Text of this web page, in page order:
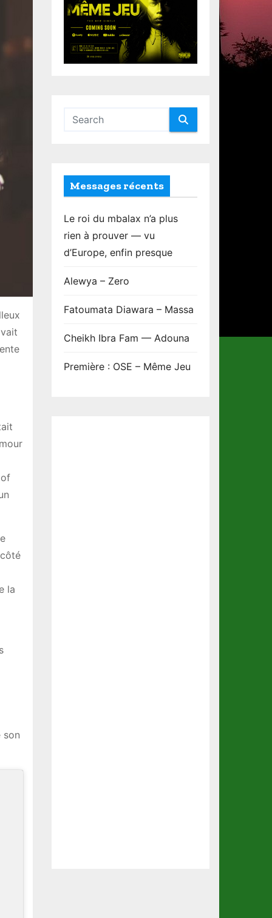
la
son
Messages récents
Le roi du mbalax n’a plus
rien à prouver — vu
d’Europe, enfin presque
Alewya – Zero
Fatoumata Diawara – Massa
Cheikh Ibra Fam — Adouna
Première : OSE – Même Jeu